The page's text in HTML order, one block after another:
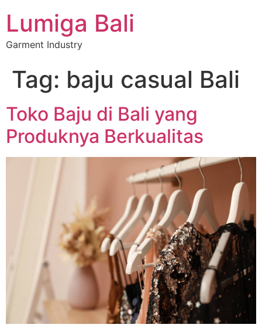
Lumiga Bali
Garment Industry
Tag: baju casual Bali
Toko Baju di Bali yang
Produknya Berkualitas